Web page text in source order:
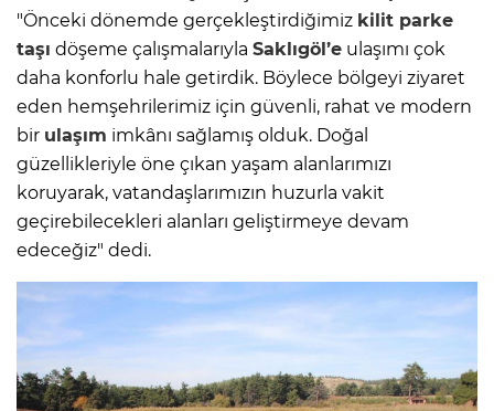
"Önceki dönemde gerçekleştirdiğimiz kilit parke
taşı döşeme çalışmalarıyla Saklıgöl’e ulaşımı çok
daha konforlu hale getirdik. Böylece bölgeyi ziyaret
eden hemşehrilerimiz için güvenli, rahat ve modern
bir ulaşım imkânı sağlamış olduk. Doğal
güzellikleriyle öne çıkan yaşam alanlarımızı
koruyarak, vatandaşlarımızın huzurla vakit
geçirebilecekleri alanları geliştirmeye devam
edeceğiz" dedi.